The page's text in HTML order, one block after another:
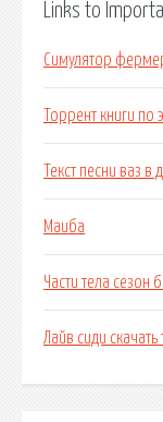
Links to
Симулятор
Торрент книги по
Текст песни ваз в
Маиба
Части тела сезон
Лайв сиди скачать